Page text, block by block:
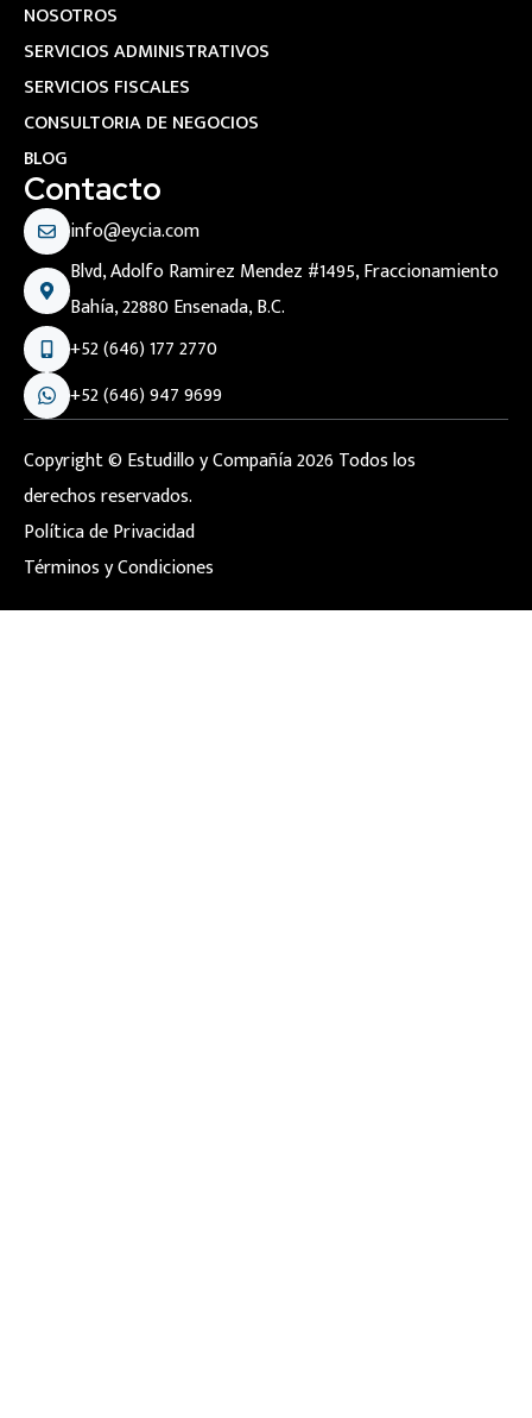
NOSOTROS
SERVICIOS ADMINISTRATIVOS
SERVICIOS FISCALES
CONSULTORIA DE NEGOCIOS
BLOG
Contacto
info@eycia.com
Blvd, Adolfo Ramirez Mendez #1495, Fraccionamiento
Bahía, 22880 Ensenada, B.C.
+52 (646) 177 2770
+52 (646) 947 9699
Copyright © Estudillo y Compañía 2026 Todos los
derechos reservados.
Política de Privacidad
Términos y Condiciones